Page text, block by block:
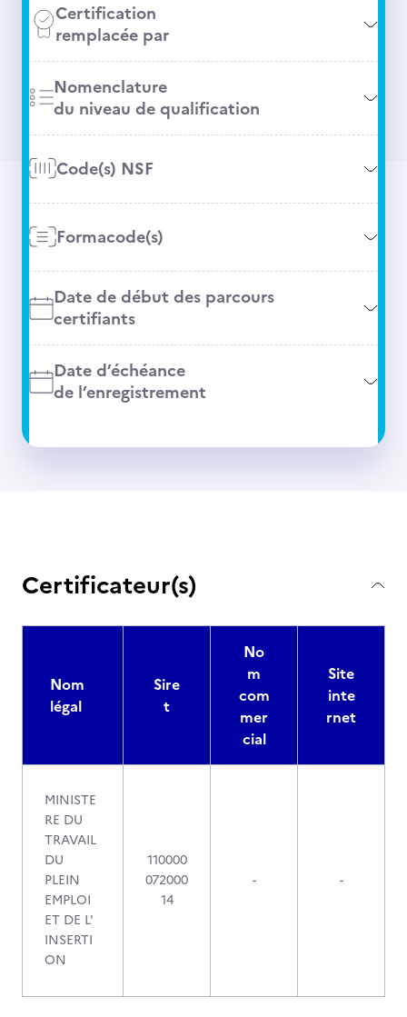
Certification
remplacée par
Nomenclature
du niveau de qualification
Code(s) NSF
Formacode(s)
Date de début des parcours
certifiants
Date d’échéance
de l’enregistrement
Certificateur(s)
Nom
légal
Sire
t
No
m
com
mer
cial
Site
inte
rnet
MINISTE
RE DU
TRAVAIL
DU
PLEIN
EMPLOI
ET DE L'
INSERTI
ON
110000
072000
14
- -